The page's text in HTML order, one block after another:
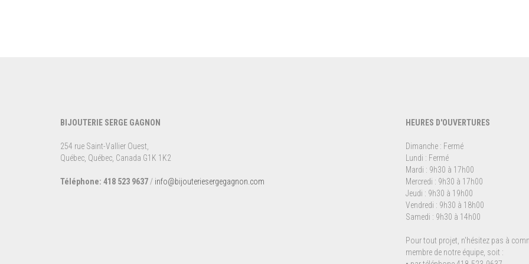
BIJOUTERIE SERGE GAGNON
254 rue Saint-Vallier Ouest,
Québec, Québec, Canada G1K 1K2
Téléphone: 418 523 9637 / info@bijouteriesergegagnon.com
HEURES D'OUVERTURES
Dimanche : Fermé
Lundi : Fermé
Mardi : 9h30 à 17h00
Mercredi : 9h30 à 17h00
Jeudi : 9h30 à 19h00
Vendredi : 9h30 à 18h00
Samedi : 9h30 à 14h00
Pour tout projet, n'hésitez pas à
membre de notre équipe, soit :